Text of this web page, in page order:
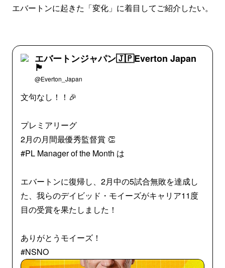
エバートンに起きた「変化」に着目してご紹介したい。
エバートンジャパン🇯🇵Everton Japan
🏴󠁧󠁢󠁥󠁮󠁧󠁿
@Everton_Japan
文句なし！！🎉
プレミアリーグ
2月の月間最優秀監督賞 👏
#PL Manager of the Month は
エバートンに復帰し、2月中の5試合無敗を達成し
た、我らのデイビッド・モイーズがキャリア11度
目の受賞を果たしました！
ありがとうモイーズ！
#NSNO